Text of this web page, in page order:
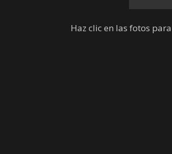
Haz clic en las fotos